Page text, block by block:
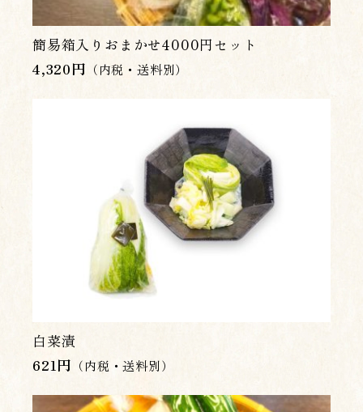
簡易箱入りおまかせ4000円セット
4,320円 （内税・送料別）
白菜漬
621円 （内税・送料別）